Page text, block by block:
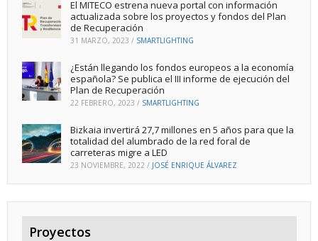
El MITECO estrena nueva portal con información
actualizada sobre los proyectos y fondos del Plan
de Recuperación
31 MARZO, 2023 / SMARTLIGHTING
¿Están llegando los fondos europeos a la economía
española? Se publica el III informe de ejecución del
Plan de Recuperación
22 FEBRERO, 2023 / SMARTLIGHTING
Bizkaia invertirá 27,7 millones en 5 años para que la
totalidad del alumbrado de la red foral de
carreteras migre a LED
23 NOVIEMBRE, 2022 / JOSÉ ENRIQUE ÁLVAREZ
Proyectos